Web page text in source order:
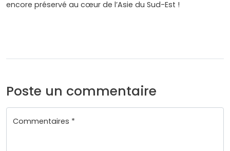
encore préservé au cœur de l’Asie du Sud-Est !
Poste un commentaire
Commentaires *